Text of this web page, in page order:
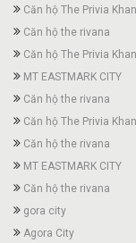
Căn hộ The Privia
Căn hộ the rivana
Căn hộ The Privia
MT EASTMARK CITY
Căn hộ the rivana
Căn hộ The Privia
Căn hộ the rivana
MT EASTMARK CITY
Căn hộ the rivana
gora city
Agora City